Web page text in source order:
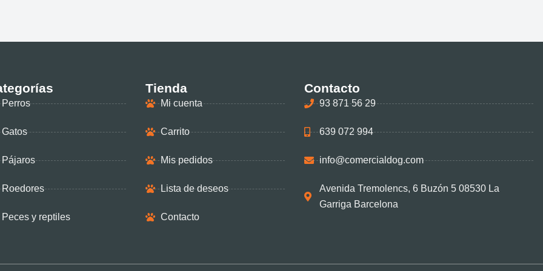
Perros
Gatos
Pájaros
Roedores
Peces y reptiles
Tienda
Mi cuenta
Carrito
Mis pedidos
Lista de deseos
Contacto
Contacto
93 871 56 29
639 072 994
info@comercialdog.com
Avenida Tremolencs, 6 Buzón 5 08530 La
Garriga Barcelona